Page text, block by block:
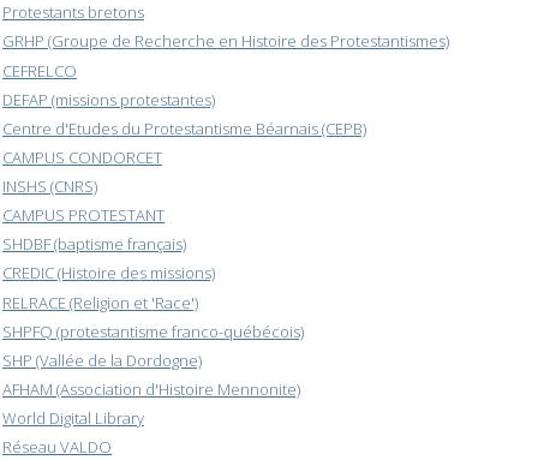
Protestants bretons
GRHP (Groupe de Recherche en Histoire des Protestantismes)
CEFRELCO
DEFAP (missions protestantes)
Centre d'Etudes du Protestantisme Béarnais (CEPB)
CAMPUS CONDORCET
INSHS (CNRS)
CAMPUS PROTESTANT
SHDBF (baptisme français)
CREDIC (Histoire des missions)
RELRACE (Religion et 'Race')
SHPFQ (protestantisme franco-québécois)
SHP (Vallée de la Dordogne)
AFHAM (Association d'Histoire Mennonite)
World Digital Library
Réseau VALDO